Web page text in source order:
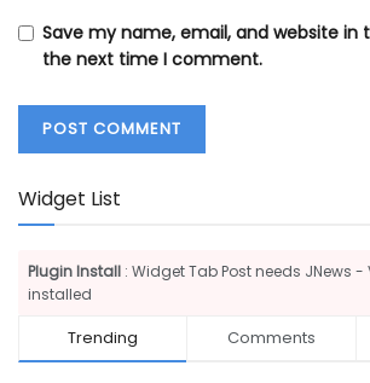
Save my name, email, and website in
the next time I comment.
Widget List
Plugin Install : Widget Tab Post needs JNews -
installed
Trending Comments